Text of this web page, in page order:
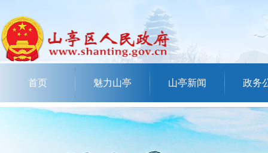
首页 魅力山亭 山亭新闻 政务